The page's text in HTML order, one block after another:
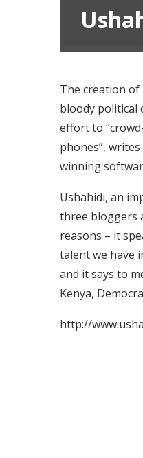
The creation of
bloody political
effort to
phones”,
winning
Ushahidi, an
three bloggers
reasons – it
talent we have
and it says to
Kenya,
http://